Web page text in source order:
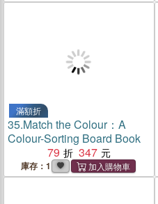
滿額折
35.Match the Colour：A
Colour-Sorting Board Book
79
347
庫存：1